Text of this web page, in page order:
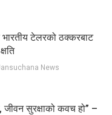
भारतीय टेलरको ठक्करबाट
News
जीवन सुरक्षाको कवच हो” –